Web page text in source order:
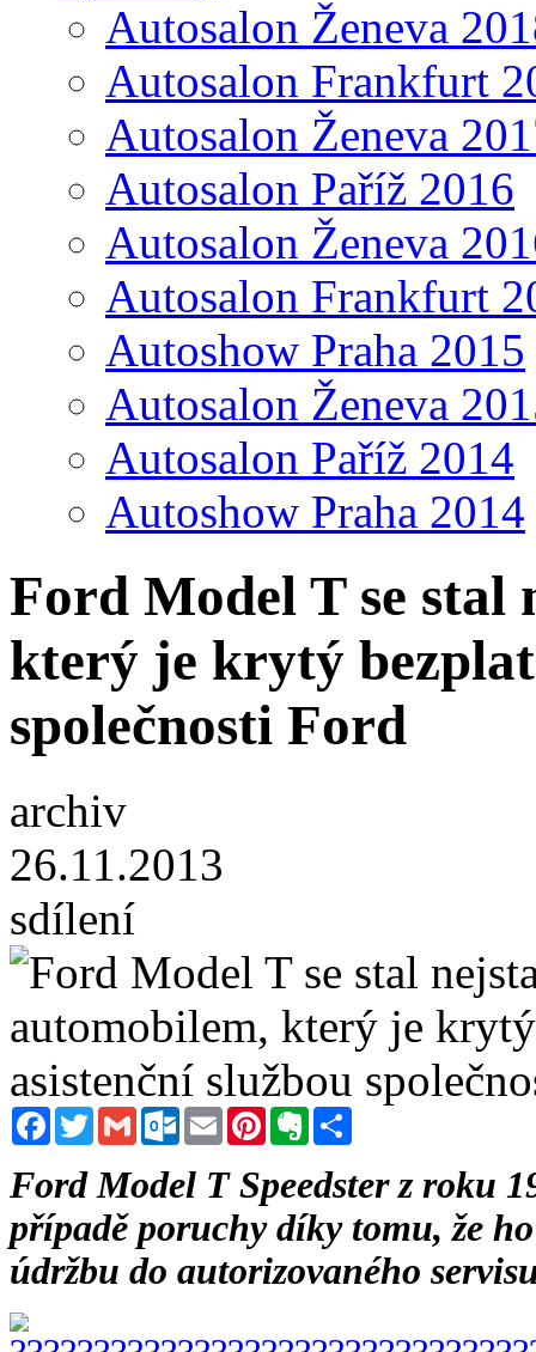
Autosalon Ženeva
Autosalon Frankfurt
Autosalon Ženeva
Autosalon Paříž 2016
Autosalon Ženeva
Autosalon Frankfurt
Autoshow Praha 2015
Autosalon Ženeva
Autosalon Paříž 2014
Autoshow Praha 2014
Ford Model T se stal
který je krytý
společnosti Ford
archiv
26.11.2013
sdílení
FacebookTwitterGmail Outlook.com
Email PinterestEvernote
Ford Model T Speedster z roku
případě poruchy díky tomu, že
údržbu do autorizovaného